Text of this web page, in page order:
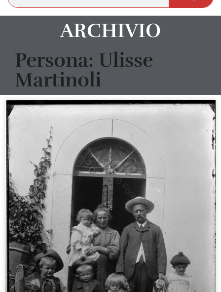
ARCHIVIO
Persona: Ulisse
Martinoli